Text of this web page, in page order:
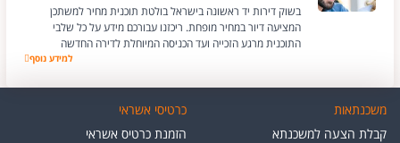
בשוק דירות יד ראשונה בישראל בולטת תוכנית מחיר למשתכן
המציעה דיור במחיר מופחת. ריכזנו עבורכם מידע על כל שלבי
התוכנית מרגע הזכייה ועד הכניסה המיוחלת לדירה החדשה
מחיר למשתכן: כל
למידע נוסף
משכנתאות
קבלת הצעה למשכנתא
כרטיסי אשראי
הזמנת כרטיס אשראי